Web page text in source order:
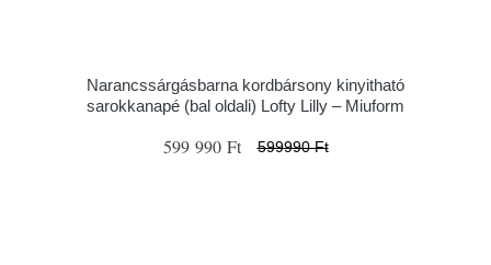
Narancssárgásbarna kordbársony kinyitható
sarokkanapé (bal oldali) Lofty Lilly – Miuform
599 990 Ft 599990 Ft